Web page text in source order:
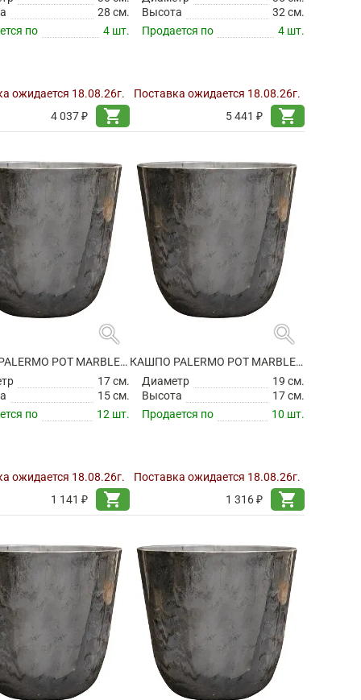
28 см.
по
4 шт.
ожидается 18.08.26г.
4 037 ₽
shopping_cart
Высота
32 см.
Продается по
4 шт.
Поставка ожидается 18.08.26г.
5 441 ₽
shopping_cart
search
КАШПО PALERMO POT MARBLE GREY
17 см.
15 см.
по
12 шт.
ожидается 18.08.26г.
1 141 ₽
shopping_cart
search
КАШПО PALERMO POT MARBLE GREY
Диаметр
19 см.
Высота
17 см.
Продается по
10 шт.
Поставка ожидается 18.08.26г.
1 316 ₽
shopping_cart